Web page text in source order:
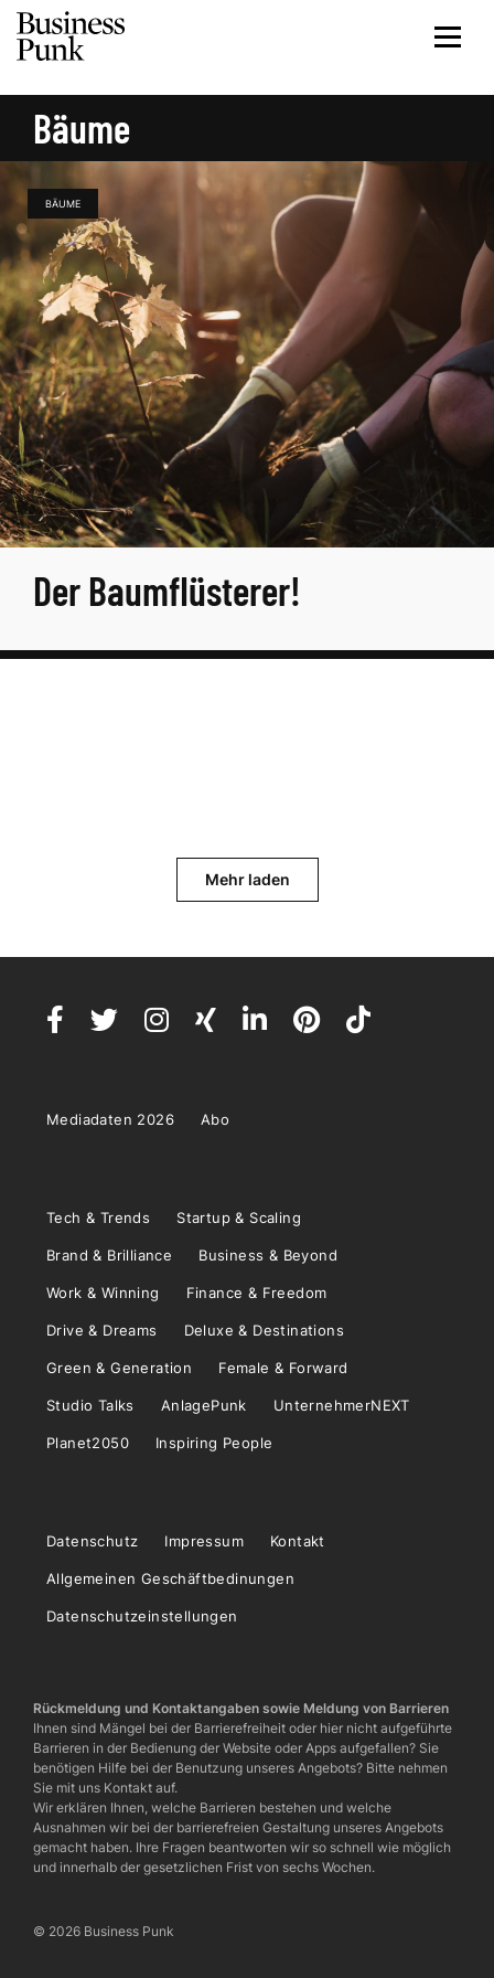
Bäume
BÄUME
Der Baumflüsterer!
Mehr laden
Mediadaten 2026 Abo
Tech & Trends Startup & Scaling
Brand & Brilliance Business & Beyond
Work & Winning Finance & Freedom
Drive & Dreams Deluxe & Destinations
Green & Generation Female & Forward
Studio Talks AnlagePunk UnternehmerNEXT
Planet2050 Inspiring People
Datenschutz Impressum Kontakt
Allgemeinen Geschäftbedinungen
Datenschutzeinstellungen
Rückmeldung und Kontaktangaben sowie Meldung von Barrieren
Ihnen sind Mängel bei der Barrierefreiheit oder hier nicht aufgeführte
Barrieren in der Bedienung der Website oder Apps aufgefallen? Sie
benötigen Hilfe bei der Benutzung unseres Angebots? Bitte nehmen
Sie mit uns Kontakt auf.
Wir erklären Ihnen, welche Barrieren bestehen und welche
Ausnahmen wir bei der barrierefreien Gestaltung unseres Angebots
gemacht haben. Ihre Fragen beantworten wir so schnell wie möglich
und innerhalb der gesetzlichen Frist von sechs Wochen.
© 2026 Business Punk